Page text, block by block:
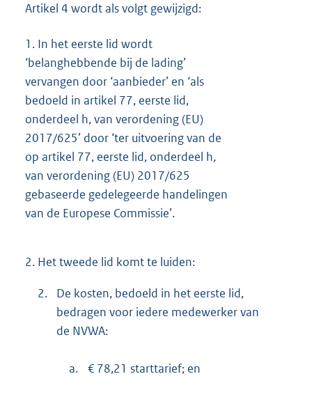
Artikel 4 wordt als volgt gewijzigd:
1. In het eerste lid wordt
‘belanghebbende bij de lading’
vervangen door ‘aanbieder’ en ‘als
bedoeld in artikel 77, eerste lid,
onderdeel h, van verordening (EU)
2017/625’ door ‘ter uitvoering van de
op artikel 77, eerste lid, onderdeel h,
van verordening (EU) 2017/625
gebaseerde gedelegeerde handelingen
van de Europese Commissie’.
2. Het tweede lid komt te luiden:
2.
De kosten, bedoeld in het eerste lid,
bedragen voor iedere medewerker van
de NVWA:
a. € 78,21 starttarief; en